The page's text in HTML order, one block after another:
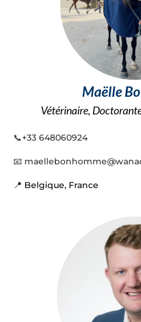
Maëlle
Vétérinaire,
📞+33 648060924
📧
📍 Belgique, France